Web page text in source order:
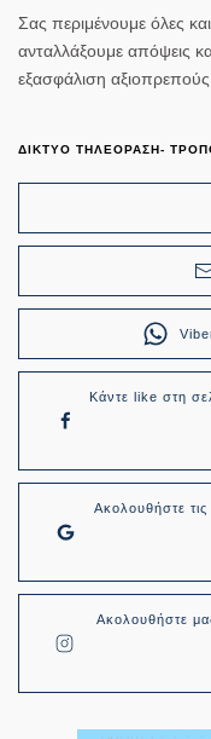
Σας περιμένουμε όλες
ανταλλάξουμε απόψεις
εξασφάλιση
ΔΙΚΤΥΟ ΤΗΛΕΟΡΑΣΗ-
Κάντε like στη
Ακολουθήστε
Ακολουθήστε